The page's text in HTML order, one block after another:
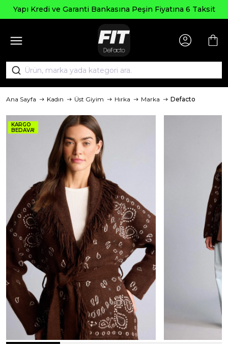
ve Garanti Bankasına Peşin Fiyatına 6 Taksit
Ana Sayfa Kadın Üst Giyim Hırka Marka Defacto
KARGO
BEDAVA!